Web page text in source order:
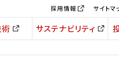
採用情報 サイトマ
サステナビリティ